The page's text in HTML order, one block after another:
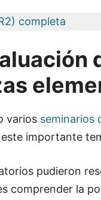
completa
varios seminarios
importante
pudieron
comprender la